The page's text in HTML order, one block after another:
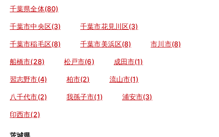
千葉県全体(80)
千葉市中央区(3) 千葉市花見川区(3)
千葉市稲毛区(8) 千葉市美浜区(8) 市川市(8)
船橋市(28) 松戸市(6) 成田市(1)
習志野市(4) 柏市(2) 流山市(1)
八千代市(2) 我孫子市(1) 浦安市(3)
印西市(2)
茨城県